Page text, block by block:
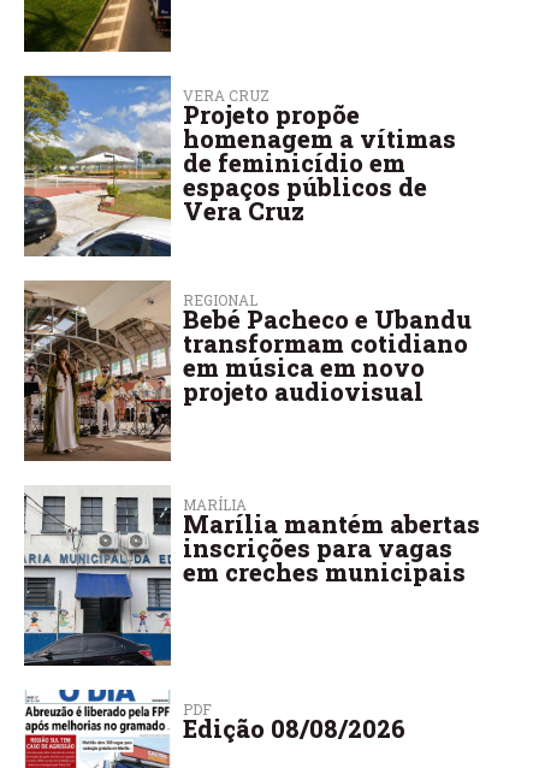
VERA CRUZ
Projeto propõe
homenagem a vítimas
de feminicídio em
espaços públicos de
Vera Cruz
REGIONAL
Bebé Pacheco e Ubandu
transformam cotidiano
em música em novo
projeto audiovisual
MARÍLIA
Marília mantém abertas
inscrições para vagas
em creches municipais
PDF
Edição 08/08/2026